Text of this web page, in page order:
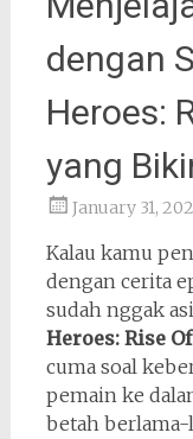
dengan
Heroes:
yang
January 31,
Kalau kamu
dengan cerita
sudah nggak
Heroes: Rise
cuma soal
pemain ke
betah berlama-